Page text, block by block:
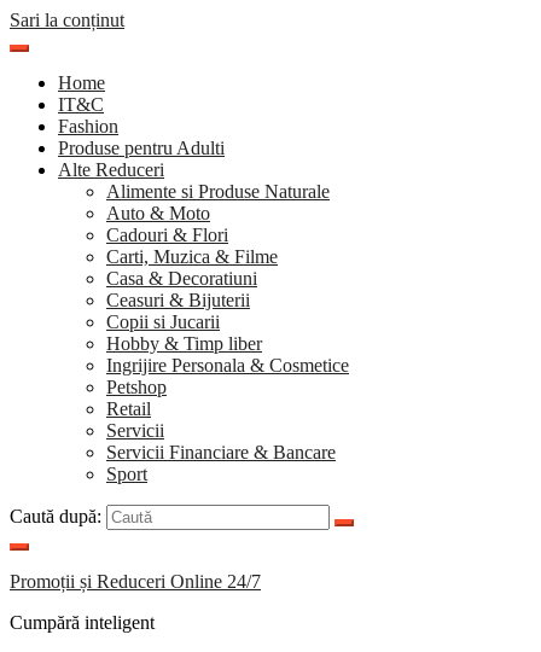
Sari la conținut
Home
IT&C
Fashion
Produse pentru Adulti
Alte Reduceri
Alimente si Produse Naturale
Auto & Moto
Cadouri & Flori
Carti, Muzica & Filme
Casa & Decoratiuni
Ceasuri & Bijuterii
Copii si Jucarii
Hobby & Timp liber
Ingrijire Personala & Cosmetice
Petshop
Retail
Servicii
Servicii Financiare & Bancare
Sport
Caută după:
Promoții și Reduceri Online 24/7
Cumpără inteligent